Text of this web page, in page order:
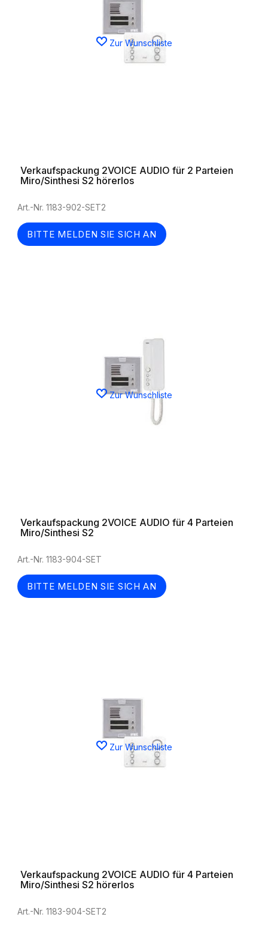
Zur Wunschliste
Verkaufspackung 2VOICE AUDIO für 2 Parteien
Miro/Sinthesi S2 hörerlos
Art.-Nr. 1183-902-SET2
BITTE MELDEN SIE SICH AN
Zur Wunschliste
Verkaufspackung 2VOICE AUDIO für 4 Parteien
Miro/Sinthesi S2
Art.-Nr. 1183-904-SET
BITTE MELDEN SIE SICH AN
Zur Wunschliste
Verkaufspackung 2VOICE AUDIO für 4 Parteien
Miro/Sinthesi S2 hörerlos
Art.-Nr. 1183-904-SET2